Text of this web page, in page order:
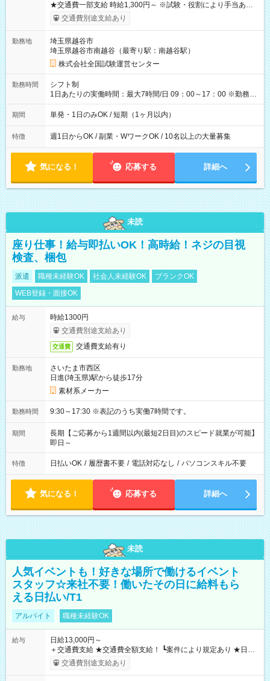
★交通費一部支給 時給1,300円～ ※試験・役割により手当あり
※勤務回数により昇給あり 【即給（前払い）オプションあ
り！】 希望される場合、勤務から1週間ほどで給与の一部を受け
例】 ・河合塾模擬試験 8:30～17:30（休憩1時間） 時給1,300円
×8時間＝日収10,400円＋交通費 ※当日の役割により時給＋100
円の場合あり ・国家試験 7:00～13:30（休憩なし） 時給1,300
円（役割手当＋100円）×6時間＝日収8,400円＋交通費 【試用期
間】試用期間なし
交通費別途支給あり
勤務地
埼玉県越谷市
埼玉県越谷市南越谷（最寄り駅：南越谷駅）
株式会社全国試験運営センター
勤務時間
シフト制
1日あたりの実働時間：最大7時間/日 09：00～17：00 ※勤務時
間は 試験により異なります。
期間 単発・1日のみOK / 短期（1ヶ月以内）
特徴 週1日からOK / 副業・WワークOK / 10名以上の大量募集
気になる！ 応募する 詳細へ
未読
座り仕事！給与即払いOK！高時給！ネジの目視
検査、梱包
派遣 職種未経験OK 社会人未経験OK
ブランクOK
WEB登録・面接OK
給与
時給1300円
交通費別途支給あり
交通費 交通費支給有り
勤務地
さいたま市西区
日進(埼玉県)駅から徒歩17分
素材系メーカー
勤務時間 9:30～17:30 ※表記のうち実働7時間です。
期間
長期【ご応募から1週間以内(最短2日目)のスピード就業が可能】
即日～
特徴 日払いOK / 履歴書不要 / 電話対応なし / パソコンスキル不要
気になる！ 応募する 詳細へ
未読
人気イベントも！好きな場所で働けるイベント
スタッフ☆来社不要！働いたその日に給料もら
える日払い/T1
アルバイト 職種未経験OK
給与
日給13,000円～
＋交通費支給 ★交通費全額支給！ ┗案件により規定あり ★日払
いOK！（規定あり） ┗働いたその日に現金GET♪ お仕事後はコ
ンビニATMから 日払い分を引き落とせます！ 【試用期間】試
交通費別途支給あり